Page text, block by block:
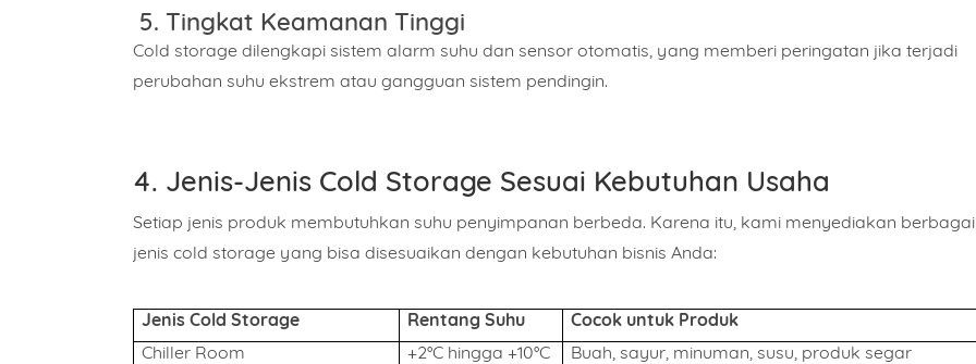
5. Tingkat Keamanan Tinggi
Cold storage dilengkapi sistem alarm suhu dan sensor otomatis, yang memberi peringatan jika terjadi
perubahan suhu ekstrem atau gangguan sistem pendingin.
4. Jenis-Jenis Cold Storage Sesuai Kebutuhan Usaha
Setiap jenis produk membutuhkan suhu penyimpanan berbeda. Karena itu, kami menyediakan berbagai
jenis cold storage yang bisa disesuaikan dengan kebutuhan bisnis Anda:
Jenis Cold Storage Rentang Suhu
Cocok untuk Produk
Chiller Room
+2°C hingga +10°C
Buah, sayur, minuman, susu, produk segar
KIRIM
WHATSAPP